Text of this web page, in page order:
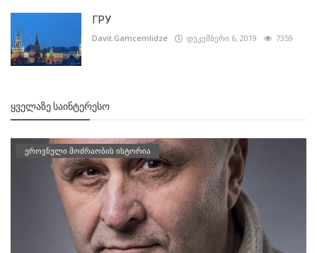
ГРУ
Davit.Gamcemlidze დეკემბერი 6, 2019 7359
ᲧᲕᲔᲚᲐᲖᲔ ᲡᲐᲘᲜᲢᲔᲠᲔᲡᲝ
ეროვნული მოძრაობის ისტორია